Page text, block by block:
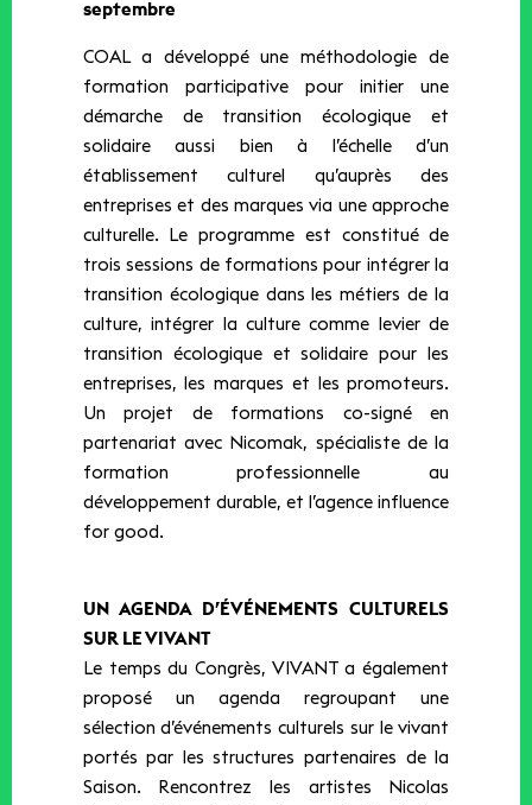
septembre
COAL a développé une méthodologie de
formation participative pour initier une
démarche de transition écologique et
solidaire aussi bien à l’échelle d’un
établissement culturel qu’auprès des
entreprises et des marques via une approche
culturelle. Le programme est constitué de
trois sessions de formations pour intégrer la
transition écologique dans les métiers de la
culture, intégrer la culture comme levier de
transition écologique et solidaire pour les
entreprises, les marques et les promoteurs.
Un projet de formations co-signé en
partenariat avec Nicomak, spécialiste de la
formation professionnelle au
développement durable, et l’agence influence
for good.
UN AGENDA D’ÉVÉNEMENTS CULTURELS
SUR LE VIVANT
Le temps du Congrès, VIVANT a également
proposé un agenda regroupant une
sélection d’événements culturels sur le vivant
portés par les structures partenaires de la
Saison. Rencontrez les artistes Nicolas